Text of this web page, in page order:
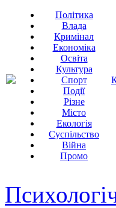
Політика
Влада
Кримінал
Економіка
Освіта
Культура
Спорт
Події
Різне
Місто
Екологія
Суспільство
Війна
Промо